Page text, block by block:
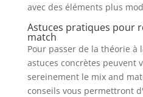
avec des éléments plus
Astuces pratiques pour
match
Pour passer de la théorie
astuces concrètes peuvent
sereinement le mix and
conseils vous permettront